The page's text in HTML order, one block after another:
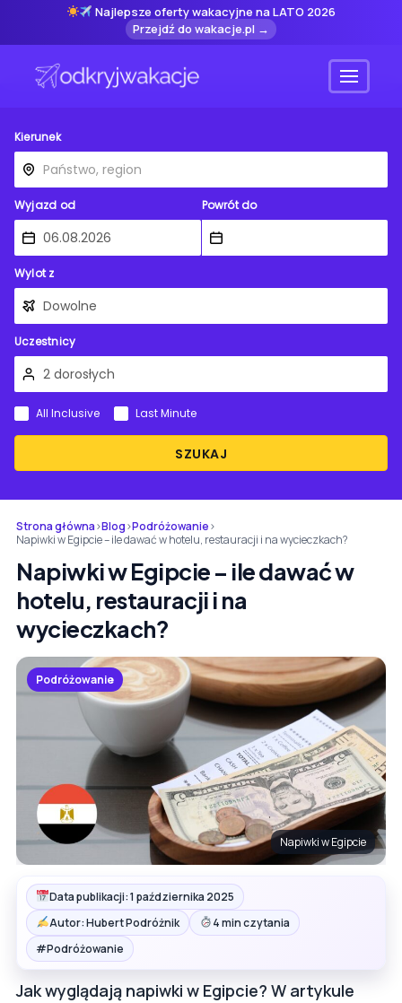
Najlepsze oferty wakacyjne na LATO 2026
Przejdź do wakacje.pl →
Menu
Kierunek
Wyjazd od Powrót do
Wylot z
Uczestnicy
SZUKAJ
All Inclusive Last Minute
Strona główna›Blog›Podróżowanie›
Napiwki w Egipcie – ile dawać w hotelu, restauracji i na wycieczkach?
Napiwki w Egipcie – ile dawać w
hotelu, restauracji i na
wycieczkach?
Podróżowanie
Napiwki w Egipcie
Data publikacji: 1 października 2025
Autor: Hubert Podróżnik
4 min czytania
#Podróżowanie
Jak wyglądają napiwki w Egipcie? W artykule